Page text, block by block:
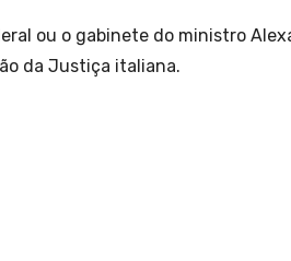
ou o gabinete do ministro
da Justiça italiana.